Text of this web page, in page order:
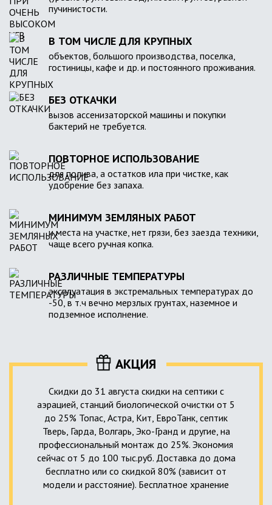
пучинистости.
В ТОМ ЧИСЛЕ ДЛЯ КРУПНЫХ
объектов, большого производства, поселка,
гостиницы, кафе и др. и постоянного проживания.
БЕЗ ОТКАЧКИ
вызов ассенизаторской машины и покупки
бактерий не требуется.
ПОВТОРНОЕ ИСПОЛЬЗОВАНИЕ
для полива, а остатков ила при чистке, как
удобрение без запаха.
МИНИМУМ ЗЕМЛЯНЫХ РАБОТ
и места на участке, нет грязи, без заезда техники,
чаще всего ручная копка.
РАЗЛИЧНЫЕ ТЕМПЕРАТУРЫ
эксплуатация в экстремальных температурах до
-50, в т.ч вечно мерзлых грунтах, наземное и
подземное исполнение.
АКЦИЯ
Скидки до 31 августа скидки на септики с
аэрацией, станций биологической очистки от 5
до 25% Топас, Астра, Кит, ЕвроТанк, септик
Тверь, Гарда, Волгарь, Эко-Гранд и другие, на
профессиональный монтаж до 25%. Экономия
сейчас от 5 до 100 тыс.руб. Доставка до дома
бесплатно или со скидкой 80% (зависит от
модели и расстояние). Бесплатное хранение